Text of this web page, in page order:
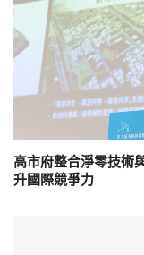
高市府整合淨零技
升國際競爭力